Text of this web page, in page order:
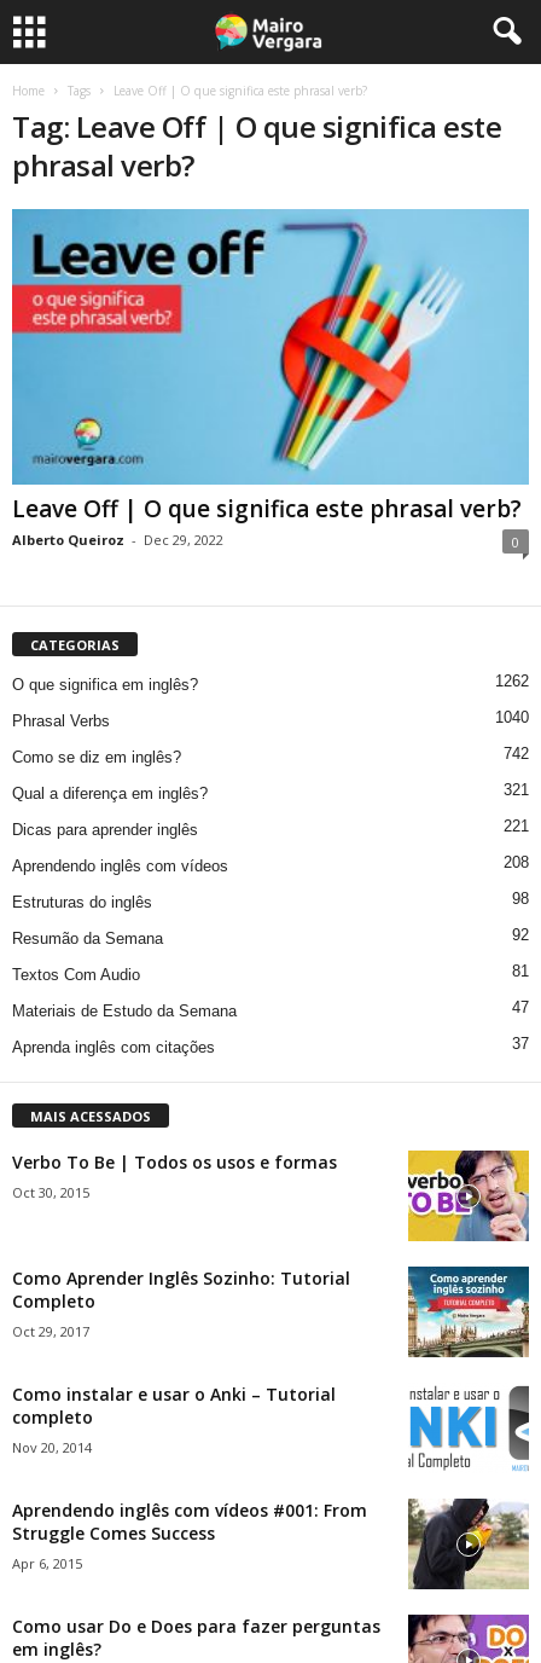
Home Tags Leave Off | O que significa este phrasal verb?
Tag: Leave Off | O que significa este
phrasal verb?
Leave Off | O que significa este phrasal verb?
Alberto Queiroz - Dec 29, 2022 0
CATEGORIAS
O que significa em inglês? 1262
Phrasal Verbs 1040
Como se diz em inglês? 742
Qual a diferença em inglês? 321
Dicas para aprender inglês 221
Aprendendo inglês com vídeos 208
Estruturas do inglês 98
Resumão da Semana 92
Textos Com Audio 81
Materiais de Estudo da Semana 47
Aprenda inglês com citações 37
MAIS ACESSADOS
Verbo To Be | Todos os usos e formas
Oct 30, 2015
Como Aprender Inglês Sozinho: Tutorial
Completo
Oct 29, 2017
Como instalar e usar o Anki – Tutorial
completo
Nov 20, 2014
Aprendendo inglês com vídeos #001: From
Struggle Comes Success
Apr 6, 2015
Como usar Do e Does para fazer perguntas
em inglês?